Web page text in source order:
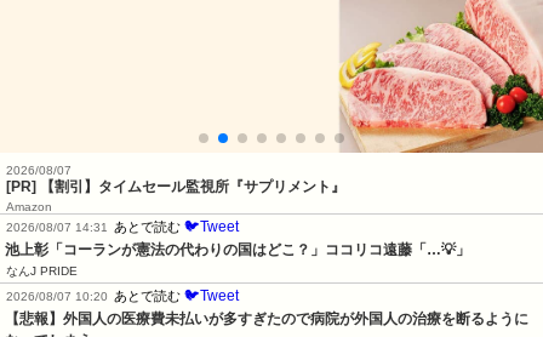
2026/08/07
[PR] 【割引】タイムセール監視所『サプリメント』
Amazon
2026/08/07 14:31
あとで読む 🐦Tweet
池上彰「コーランが憲法の代わりの国はどこ？」ココリコ遠藤「…💡」
なんJ PRIDE
2026/08/07 10:20
あとで読む 🐦Tweet
【悲報】外国人の医療費未払いが多すぎたので病院が外国人の治療を断るように